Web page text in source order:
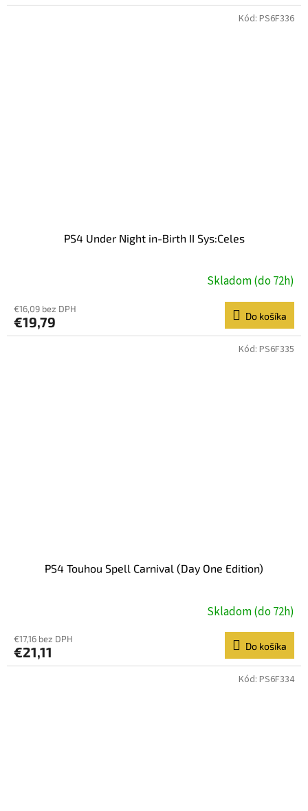
PS4 Under Night in-Birth II Sys:Celes
Skladom (do 72h)
€16,09 bez DPH
€19,79 Do košíka
Kód: PS6F336
PS4 Touhou Spell Carnival (Day One Edition)
Skladom (do 72h)
€17,16 bez DPH
€21,11 Do košíka
Kód: PS6F335
Kód: PS6F334